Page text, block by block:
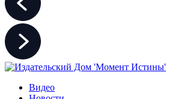
Видео